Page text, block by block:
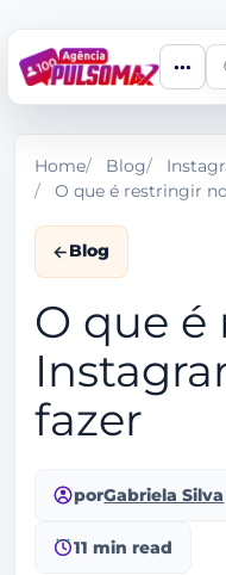
Home Blog
O que é restringir
Blog
O que
fazer
porGabriela Silva
11 min read